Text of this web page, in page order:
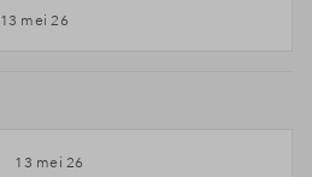
13 mei 26
13 mei 26